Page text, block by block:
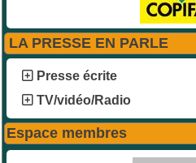
LA PRESSE EN PARLE
Presse écrite
TV/vidéo/Radio
Espace membres